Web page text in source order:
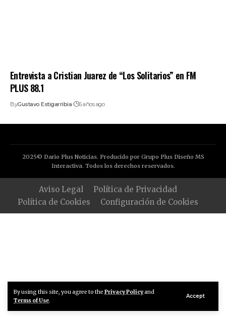
By using this site, you agree to the Privacy Policyand
Terms of Use.
Accept
Entrevista a Cristian Juarez de “Los Solitarios” en FM
PLUS 88.1
ByGustavo Estigarribia 6 años ago
2025© Dario Plus Noticias. Producido por Grupo Plus Diseño MS
Interactiva. Todos los derechos reservados.
Aviso Legal
Política de Privacidad
Política de Cookies
Configuración de Cookies